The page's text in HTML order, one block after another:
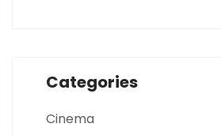
Categories
Cinema